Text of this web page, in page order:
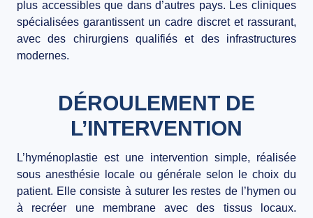
plus accessibles que dans d’autres pays. Les cliniques
spécialisées garantissent un cadre discret et rassurant,
avec des chirurgiens qualifiés et des infrastructures
modernes.
DÉROULEMENT DE
L’INTERVENTION
L’hyménoplastie est une intervention simple, réalisée
sous anesthésie locale ou générale selon le choix du
patient. Elle consiste à suturer les restes de l’hymen ou
à recréer une membrane avec des tissus locaux.